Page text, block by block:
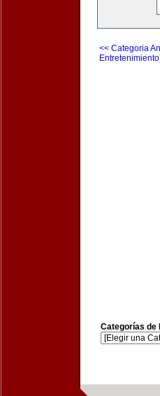
<< Categoria
Categorías de